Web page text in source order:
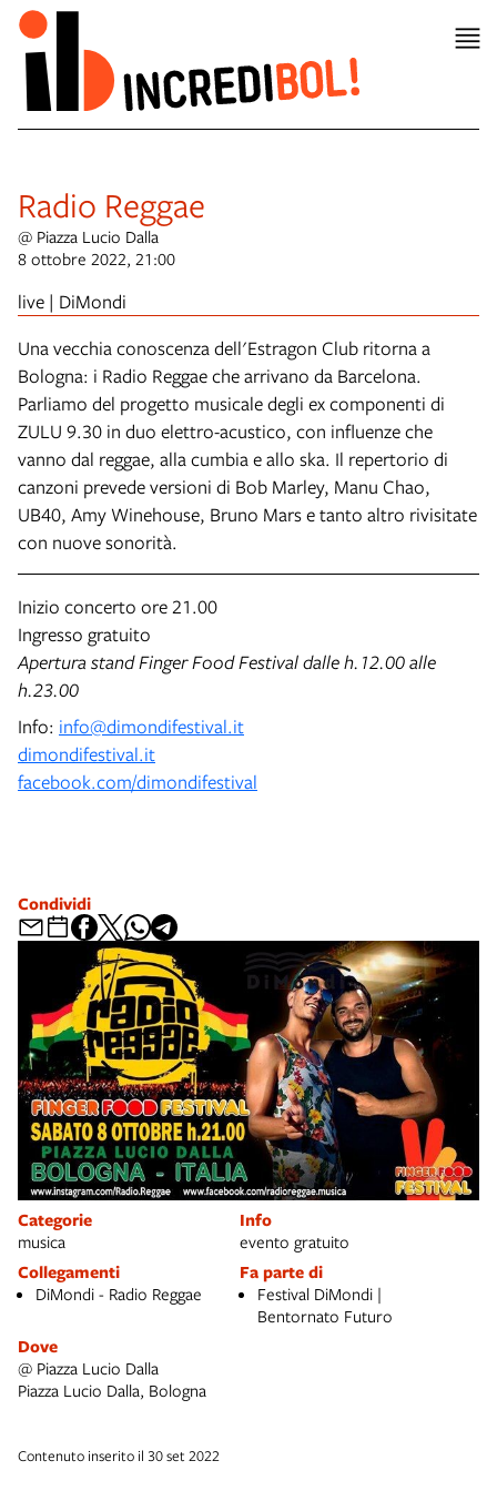
Radio Reggae
@ Piazza Lucio Dalla
8 ottobre 2022, 21:00
live | DiMondi
Una vecchia conoscenza dell'Estragon Club ritorna a
Bologna: i Radio Reggae che arrivano da Barcelona.
Parliamo del progetto musicale degli ex componenti di
ZULU 9.30 in duo elettro-acustico, con influenze che
vanno dal reggae, alla cumbia e allo ska. Il repertorio di
canzoni prevede versioni di Bob Marley, Manu Chao,
UB40, Amy Winehouse, Bruno Mars e tanto altro rivisitate
con nuove sonorità.
Inizio concerto ore 21.00
Ingresso gratuito
Apertura stand Finger Food Festival dalle h.12.00 alle
h.23.00
Info: info@dimondifestival.it
dimondifestival.it
facebook.com/dimondifestival
Categorie
musica
Info
evento gratuito
Collegamenti
DiMondi - Radio Reggae
Fa parte di
Festival DiMondi |
Bentornato Futuro
Dove
@ Piazza Lucio Dalla
Piazza Lucio Dalla, Bologna
Condividi
Contenuto inserito il 30 set 2022